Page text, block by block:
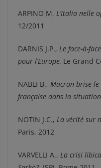
ARPINO M, L’Italia nelle
12/2011
DARNIS J.P., Le face-à-
pour l’Europe, Le Grand
NABLI B., Macron brise
française dans la
NOTIN J.C., La vérité sur
Paris, 2012
VARVELLI A., La crisi